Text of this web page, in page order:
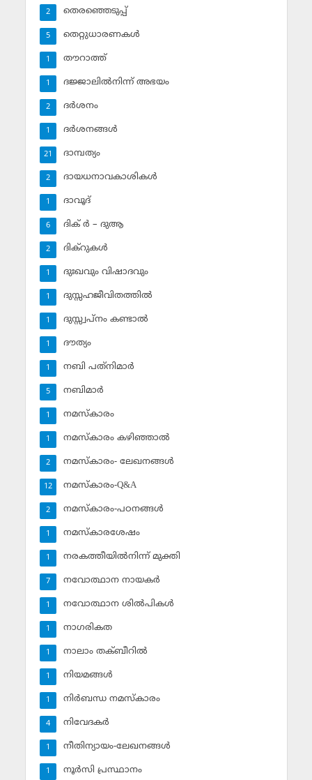
തെരഞ്ഞെടുപ്പ്
2
തെറ്റുധാരണകള്‍
5
തൗറാത്ത്
1
ദജ്ജാലില്‍നിന്ന് അഭയം
1
ദര്‍ശനം
2
ദര്‍ശനങ്ങള്‍
1
ദാമ്പത്യം
21
ദായധനാവകാശികള്‍
2
ദാവൂദ്‌
1
ദിക് ര്‍ – ദുആ
6
ദിക്‌റുകള്‍
2
ദുഃഖവും വിഷാദവും
1
ദുസ്സഹജീവിതത്തില്‍
1
ദുസ്സ്വപ്‌നം കണ്ടാല്‍
1
ദൗത്യം
1
നബി പത്‌നിമാര്‍
1
നബിമാര്‍
5
നമസ്‌കാരം
1
നമസ്‌കാരം കഴിഞ്ഞാല്‍
1
നമസ്‌കാരം- ലേഖനങ്ങള്‍
2
നമസ്‌കാരം-Q&A
12
നമസ്‌കാരം-പഠനങ്ങള്‍
2
നമസ്‌കാരശേഷം
1
നരകത്തീയില്‍നിന്ന് മുക്തി
1
നവോത്ഥാന നായകര്‍
7
നവോത്ഥാന ശില്‍പികള്‍
1
നാഗരികത
1
നാലാം തക്ബീറില്‍
1
നിയമങ്ങള്‍
1
നിര്‍ബന്ധ നമസ്‌കാരം
1
നിവേദകര്‍
4
നീതിന്യായം-ലേഖനങ്ങള്‍
1
നൂര്‍സി പ്രസ്ഥാനം
1